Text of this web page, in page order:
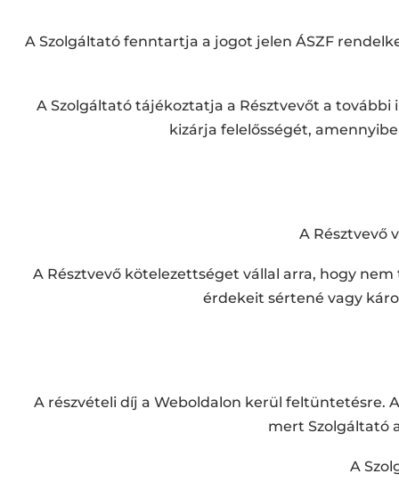
A Szolgáltató fenntartja a jogot jelen ÁSZF
A Szolgáltató tájékoztatja a Résztvevőt a
kizárja felelősségét,
A Résztvevő
A Résztvevő kötelezettséget vállal arra, hogy
érdekeit sértené vagy
A részvételi díj a Weboldalon kerül feltüntetésre.
mert Szolgáltató
A